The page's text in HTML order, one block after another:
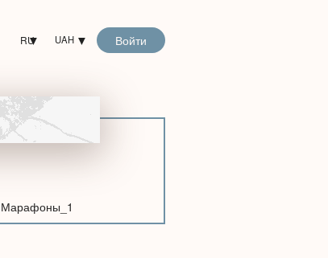
RU UAH Войти
Марафоны_1